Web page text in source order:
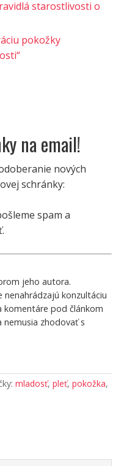
starostlivosti o
pokožky
na email!
nových
schránky:
spam a
jeho autora.
konzultáciu
komentáre pod článkom
zhodovať s
mladosť, pleť, pokožka,